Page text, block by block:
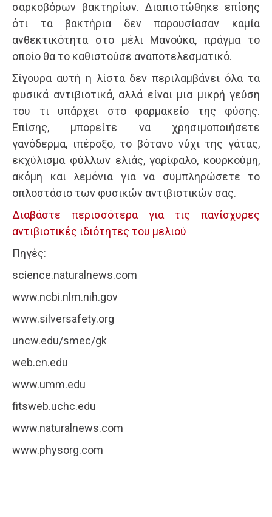
σαρκοβόρων βακτηρίων. Διαπιστώθηκε επίσης
ότι τα βακτήρια δεν παρουσίασαν καμία
ανθεκτικότητα στο μέλι Μανούκα, πράγμα το
οποίο θα το καθιστούσε αναποτελεσματικό.
Σίγουρα αυτή η λίστα δεν περιλαμβάνει όλα τα
φυσικά αντιβιοτικά, αλλά είναι μια μικρή γεύση
του τι υπάρχει στο φαρμακείο της φύσης.
Επίσης, μπορείτε να χρησιμοποιήσετε
γανόδερμα, ιπέροξο, το βότανο νύχι της γάτας,
εκχύλισμα φύλλων ελιάς, γαρίφαλο, κουρκούμη,
ακόμη και λεμόνια για να συμπληρώσετε το
οπλοστάσιο των φυσικών αντιβιοτικών σας.
Διαβάστε περισσότερα για τις πανίσχυρες
αντιβιοτικές ιδιότητες του μελιού
Πηγές:
science.naturalnews.com
www.ncbi.nlm.nih.gov
www.silversafety.org
uncw.edu/smec/gk
web.cn.edu
www.umm.edu
fitsweb.uchc.edu
www.naturalnews.com
www.physorg.com